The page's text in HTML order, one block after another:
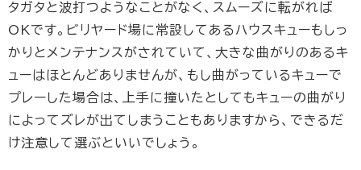
タガタと波打つようなことがなく、スムーズに転がれば
OKです。ビリヤード場に常設してあるハウスキューもしっ
かりとメンテナンスがされていて、大きな曲がりのあるキ
ューはほとんどありませんが、もし曲がっているキューで
プレーした場合は、上手に撞いたとしてもキューの曲がり
によってズレが出てしまうこともありますから、できるだ
け注意して選ぶといいでしょう。